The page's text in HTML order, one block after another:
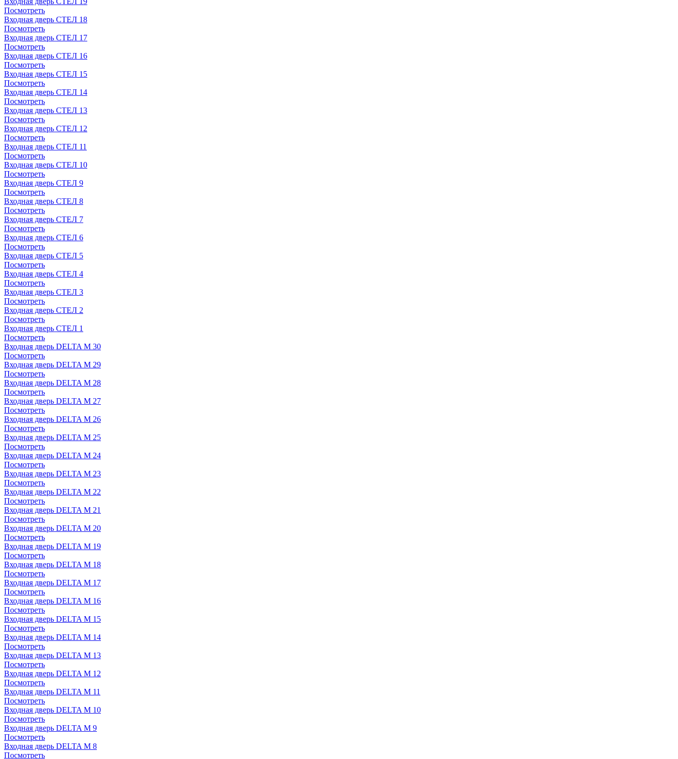
Посмотреть
Входная дверь СТЕЛ 18
Посмотреть
Входная дверь СТЕЛ 17
Посмотреть
Входная дверь СТЕЛ 16
Посмотреть
Входная дверь СТЕЛ 15
Посмотреть
Входная дверь СТЕЛ 14
Посмотреть
Входная дверь СТЕЛ 13
Посмотреть
Входная дверь СТЕЛ 12
Посмотреть
Входная дверь СТЕЛ 11
Посмотреть
Входная дверь СТЕЛ 10
Посмотреть
Входная дверь СТЕЛ 9
Посмотреть
Входная дверь СТЕЛ 8
Посмотреть
Входная дверь СТЕЛ 7
Посмотреть
Входная дверь СТЕЛ 6
Посмотреть
Входная дверь СТЕЛ 5
Посмотреть
Входная дверь СТЕЛ 4
Посмотреть
Входная дверь СТЕЛ 3
Посмотреть
Входная дверь СТЕЛ 2
Посмотреть
Входная дверь СТЕЛ 1
Посмотреть
Входная дверь DELTA M 30
Посмотреть
Входная дверь DELTA M 29
Посмотреть
Входная дверь DELTA M 28
Посмотреть
Входная дверь DELTA M 27
Посмотреть
Входная дверь DELTA M 26
Посмотреть
Входная дверь DELTA M 25
Посмотреть
Входная дверь DELTA M 24
Посмотреть
Входная дверь DELTA M 23
Посмотреть
Входная дверь DELTA M 22
Посмотреть
Входная дверь DELTA M 21
Посмотреть
Входная дверь DELTA M 20
Посмотреть
Входная дверь DELTA M 19
Посмотреть
Входная дверь DELTA M 18
Посмотреть
Входная дверь DELTA M 17
Посмотреть
Входная дверь DELTA M 16
Посмотреть
Входная дверь DELTA M 15
Посмотреть
Входная дверь DELTA M 14
Посмотреть
Входная дверь DELTA M 13
Посмотреть
Входная дверь DELTA M 12
Посмотреть
Входная дверь DELTA M 11
Посмотреть
Входная дверь DELTA M 10
Посмотреть
Входная дверь DELTA M 9
Посмотреть
Входная дверь DELTA M 8
Посмотреть